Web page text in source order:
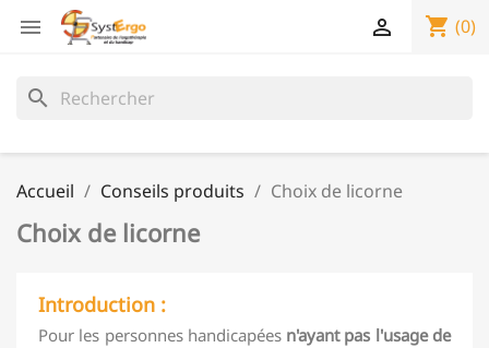
 shopping_cart (0)

search
Accueil Conseils produits Choix de licorne
Choix de licorne
Introduction :
Pour les personnes handicapées n'ayant pas l'usage de